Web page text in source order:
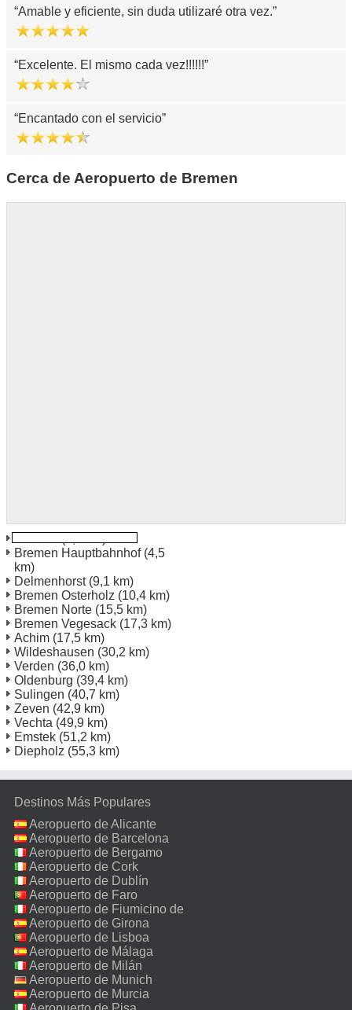
Amable y eficiente, sin duda utilizaré otra vez.
Excelente. El mismo cada vez!!!!!!
Encantado con el servicio
Cerca de Aeropuerto de Bremen
Bremen Hauptbahnhof(4,5
km)
Delmenhorst(9,1 km)
Bremen Osterholz (10,4 km)
Bremen Norte (15,5 km)
Bremen Vegesack (17,3 km)
Achim (17,5 km)
Wildeshausen (30,2 km)
Verden (36,0 km)
Oldenburg (39,4 km)
Sulingen (40,7 km)
Zeven (42,9 km)
Vechta (49,9 km)
Emstek (51,2 km)
Diepholz (55,3 km)
Destinos Más Populares
Aeropuerto de Alicante
Aeropuerto de Barcelona
Aeropuerto de Bergamo
Aeropuerto de Cork
Aeropuerto de Dublín
Aeropuerto de Faro
Aeropuerto de Fiumicino de
Roma
Aeropuerto de Girona
Aeropuerto de Lisboa
Aeropuerto de Málaga
Aeropuerto de Milán
Malpensa
Aeropuerto de Munich
Aeropuerto de Murcia